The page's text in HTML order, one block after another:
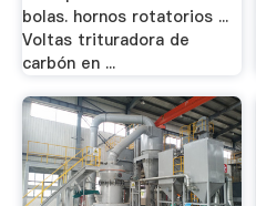
bolas. hornos rotatorios ...
Voltas trituradora de
carbón en ...